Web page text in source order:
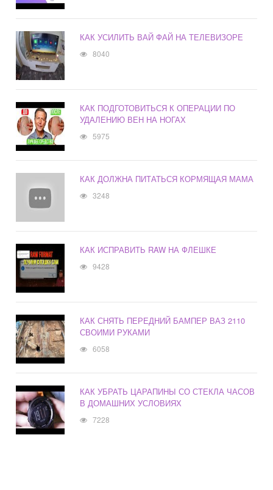
КАК УСИЛИТЬ ВАЙ ФАЙ НА ТЕЛЕВИЗОРЕ
8040
КАК ПОДГОТОВИТЬСЯ К ОПЕРАЦИИ ПО
УДАЛЕНИЮ ВЕН НА НОГАХ
5975
КАК ДОЛЖНА ПИТАТЬСЯ КОРМЯЩАЯ МАМА
3248
КАК ИСПРАВИТЬ RAW НА ФЛЕШКЕ
9428
КАК СНЯТЬ ПЕРЕДНИЙ БАМПЕР ВАЗ 2110
СВОИМИ РУКАМИ
6058
КАК УБРАТЬ ЦАРАПИНЫ СО СТЕКЛА ЧАСОВ
В ДОМАШНИХ УСЛОВИЯХ
7228